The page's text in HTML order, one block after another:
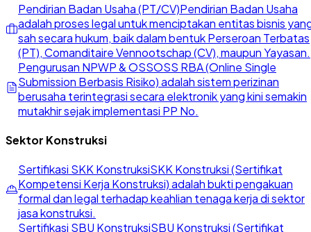
Pendirian Badan Usaha (PT/CV)Pendirian Badan Usaha
adalah proses legal untuk menciptakan entitas bisnis
sah secara hukum, baik dalam bentuk Perseroan Terbatas
(PT), Comanditaire Vennootschap (CV), maupun Yayasan.
Pengurusan NPWP & OSSOSS RBA (Online Single
Submission Berbasis Risiko) adalah sistem perizinan
berusaha terintegrasi secara elektronik yang kini semakin
mutakhir sejak implementasi PP No.
Sektor Konstruksi
Sertifikasi SKK KonstruksiSKK Konstruksi (Sertifikat
Kompetensi Kerja Konstruksi) adalah bukti pengakuan
formal dan legal terhadap keahlian tenaga kerja di sektor
jasa konstruksi.
Sertifikasi SBU KonstruksiSBU Konstruksi (Sertifikat